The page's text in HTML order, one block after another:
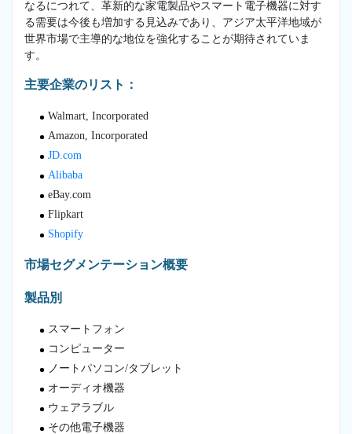
なるにつれて、革新的な家電製品やスマート電子機器に対す
る需要は今後も増加する見込みであり、アジア太平洋地域が
世界市場で主導的な地位を強化することが期待されていま
す。
主要企業のリスト：
Walmart, Incorporated
Amazon, Incorporated
JD.com
Alibaba
eBay.com
Flipkart
Shopify
市場セグメンテーション概要
製品別
スマートフォン
コンピューター
ノートパソコン/タブレット
オーディオ機器
ウェアラブル
その他電子機器